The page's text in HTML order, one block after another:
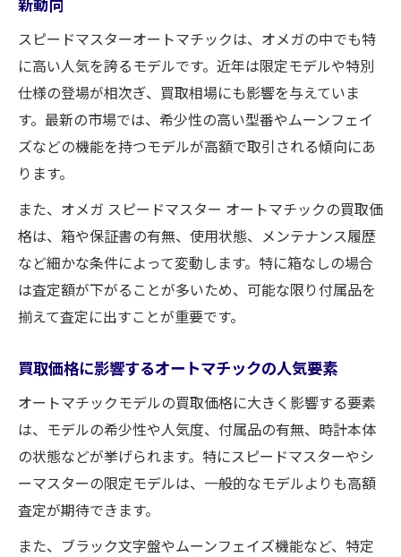
スピードマスターオートマチックは、オメガの中でも特
に高い人気を誇るモデルです。近年は限定モデルや特別
仕様の登場が相次ぎ、買取相場にも影響を与えていま
す。最新の市場では、希少性の高い型番やムーンフェイ
ズなどの機能を持つモデルが高額で取引される傾向にあ
ります。
また、オメガ スピードマスター オートマチックの買取価
格は、箱や保証書の有無、使用状態、メンテナンス履歴
など細かな条件によって変動します。特に箱なしの場合
は査定額が下がることが多いため、可能な限り付属品を
揃えて査定に出すことが重要です。
買取価格に影響するオートマチックの人気要素
オートマチックモデルの買取価格に大きく影響する要素
は、モデルの希少性や人気度、付属品の有無、時計本体
の状態などが挙げられます。特にスピードマスターやシ
ーマスターの限定モデルは、一般的なモデルよりも高額
査定が期待できます。
また、ブラック文字盤やムーンフェイズ機能など、特定